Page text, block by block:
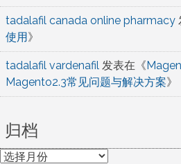
tadalafil canada online pharmacy
使用》
tadalafil vardenafil 发表在《
Magento2.3常见问题与解决方案》
归档
归